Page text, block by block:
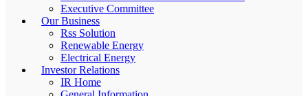
Executive Committee
Our Business
Rss Solution
Renewable Energy
Electrical Energy
Investor Relations
IR Home